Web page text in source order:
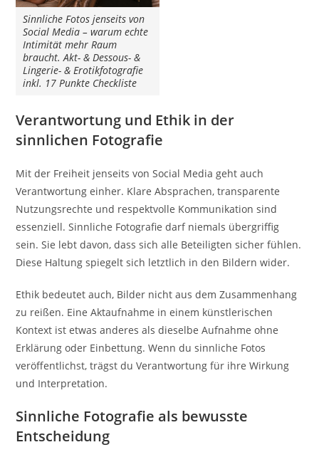
Sinnliche Fotos jenseits von
Social Media – warum echte
Intimität mehr Raum
braucht. Akt- & Dessous- &
Lingerie- & Erotikfotografie
inkl. 17 Punkte Checkliste
Verantwortung und Ethik in der
sinnlichen Fotografie
Mit der Freiheit jenseits von Social Media geht auch
Verantwortung einher. Klare Absprachen, transparente
Nutzungsrechte und respektvolle Kommunikation sind
essenziell. Sinnliche Fotografie darf niemals übergriffig
sein. Sie lebt davon, dass sich alle Beteiligten sicher fühlen.
Diese Haltung spiegelt sich letztlich in den Bildern wider.
Ethik bedeutet auch, Bilder nicht aus dem Zusammenhang
zu reißen. Eine Aktaufnahme in einem künstlerischen
Kontext ist etwas anderes als dieselbe Aufnahme ohne
Erklärung oder Einbettung. Wenn du sinnliche Fotos
veröffentlichst, trägst du Verantwortung für ihre Wirkung
und Interpretation.
Sinnliche Fotografie als bewusste
Entscheidung